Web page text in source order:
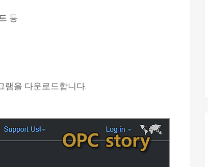
등
을 다운로드합니다.